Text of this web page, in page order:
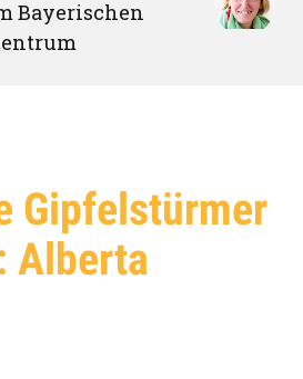
Bayerischen
Gipfelstürmer
Alberta